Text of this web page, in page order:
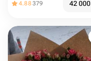
4.88379 42 000